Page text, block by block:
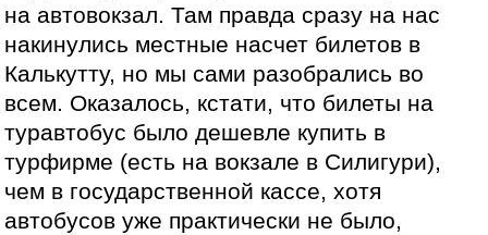
на автовокзал. Там правда сразу на нас
накинулись местные насчет билетов в
Калькутту, но мы сами разобрались во
всем. Оказалось, кстати, что билеты на
туравтобус было дешевле купить в
турфирме (есть на вокзале в Силигури),
чем в государственной кассе, хотя
автобусов уже практически не было,